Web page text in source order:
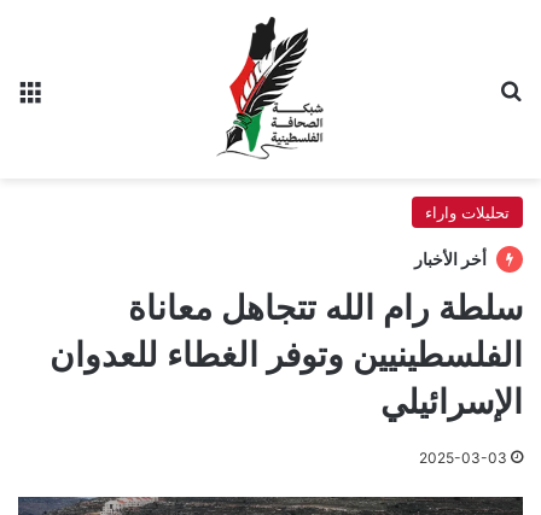
تحليلات واراء
أخر الأخبار
سلطة رام الله تتجاهل معاناة
الفلسطينيين وتوفر الغطاء للعدوان
الإسرائيلي
2025-03-03